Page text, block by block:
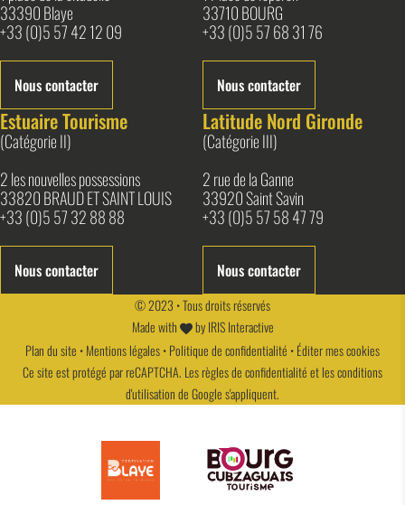
33390 Blaye
+33 (0)5 57 42 12 09
Nous contacter
33710 BOURG
+33 (0)5 57 68 31 76
Nous contacter
Estuaire Tourisme
(Catégorie II)
2 les nouvelles possessions
33820 BRAUD ET SAINT LOUIS
+33 (0)5 57 32 88 88
Nous contacter
Latitude Nord Gironde
(Catégorie III)
2 rue de la Ganne
33920 Saint Savin
+33 (0)5 57 58 47 79
Nous contacter
© 2023 • Tous droits réservés
Made with
byIRIS Interactive
Plan du site •Mentions légales•Politique de confidentialité •Éditer mes cookies
Ce site est protégé par reCAPTCHA. Lesrègles de confidentialitéet lesconditions
d'utilisationde Google s'appliquent.